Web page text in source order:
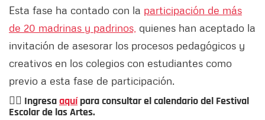
Esta fase ha contado con la participación de más
de 20 madrinas y padrinos, quienes han aceptado la
invitación de asesorar los procesos pedagógicos y
creativos en los colegios con estudiantes como
previo a esta fase de participación.
👉🏻 Ingresaaquípara consultar el calendario del Festival
Escolar de las Artes.